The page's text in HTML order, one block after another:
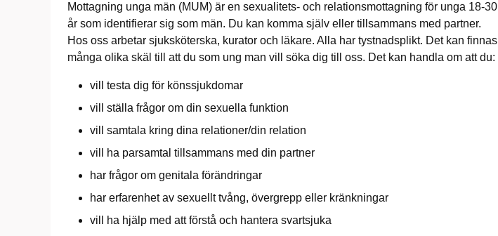
Mottagning unga män (MUM) är en sexualitets- och relationsmottagning för unga 18-30
år som identifierar sig som män. Du kan komma själv eller tillsammans med partner.
Hos oss arbetar sjuksköterska, kurator och läkare. Alla har tystnadsplikt. Det kan finnas
många olika skäl till att du som ung man vill söka dig till oss. Det kan handla om att du:
vill testa dig för könssjukdomar
vill ställa frågor om din sexuella funktion
vill samtala kring dina relationer/din relation
vill ha parsamtal tillsammans med din partner
har frågor om genitala förändringar
har erfarenhet av sexuellt tvång, övergrepp eller kränkningar
vill ha hjälp med att förstå och hantera svartsjuka